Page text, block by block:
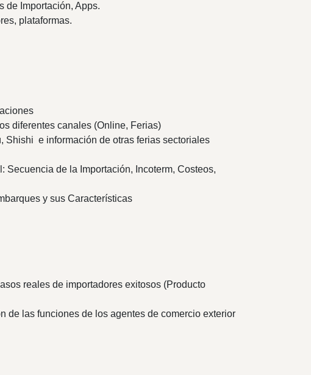
de Importación, Apps.
plataformas.
diferentes canales (Online, Ferias)
Shishi e información de otras ferias sectoriales
Secuencia de la Importación, Incoterm, Costeos,
y sus Características
reales de importadores exitosos (Producto
de las funciones de los agentes de comercio exterior